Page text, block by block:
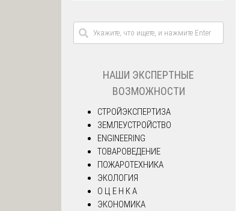
НАШИ ЭКСПЕРТНЫЕ
ВОЗМОЖНОСТИ
СТРОЙЭКСПЕРТИЗА
ЗЕМЛЕУСТРОЙСТВО
ENGINEERING
ТОВАРОВЕДЕНИЕ
ПОЖАРОТЕХНИКА
ЭКОЛОГИЯ
О Ц Е Н К А
ЭКОНОМИКА